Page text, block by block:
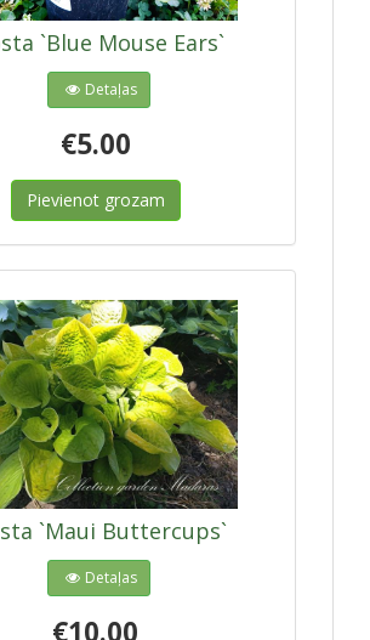
`Blue Mouse Ears`
Detaļas
€5.00
Pievienot grozam
`Maui Buttercups`
Detaļas
€10.00